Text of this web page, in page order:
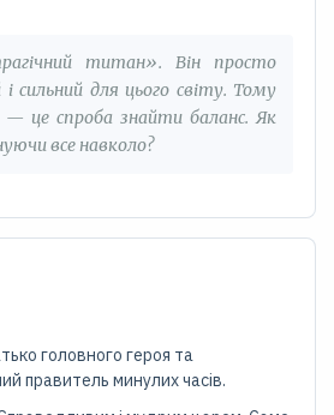
титан». Він просто
сильний для цього світу. Тому
це спроба знайти баланс. Як
все навколо?
головного героя та
правитель минулих часів.